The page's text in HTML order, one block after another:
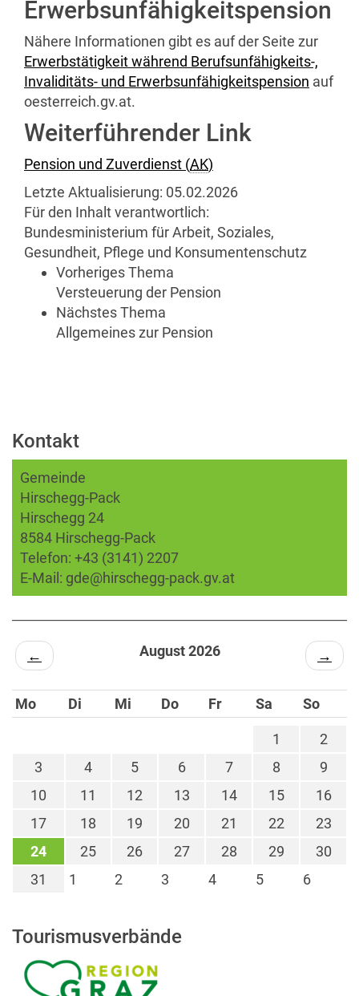
Erwerbsunfähigkeitspension
Nähere Informationen gibt es auf der Seite zur
Erwerbstätigkeit während Berufsunfähigkeits-,
Invaliditäts- und Erwerbsunfähigkeitspension auf
oesterreich.gv.at.
Weiterführender Link
Pension und Zuverdienst (AK)
Letzte Aktualisierung: 05.02.2026
Für den Inhalt verantwortlich:
Bundesministerium für Arbeit, Soziales,
Gesundheit, Pflege und Konsumentenschutz
Vorheriges Thema
Versteuerung der Pension
Nächstes Thema
Allgemeines zur Pension
Kontakt
Gemeinde
Hirschegg-Pack
Hirschegg 24
8584 Hirschegg-Pack
Telefon: +43 (3141) 2207
E-Mail: gde@hirschegg-pack.gv.at
← August 2026 →
Mo Di Mi Do Fr Sa So
1
2
3
4 5 6 7 8
9
10
11 12 13 14 15
16
17
18 19 20 21 22
23
24
25 26 27 28 29
30
31
1 2 3 4 5 6
Tourismusverbände